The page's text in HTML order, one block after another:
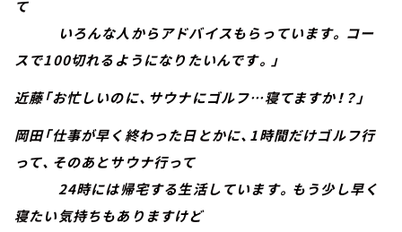
て
いろんな人からアドバイスもらっています。コー
スで100切れるようになりたいんです。」
近藤「お忙しいのに、サウナにゴルフ…寝てますか！？」
岡田「仕事が早く終わった日とかに、1時間だけゴルフ行
って、そのあとサウナ行って
24時には帰宅する生活しています。もう少し早く
寝たい気持ちもありますけど